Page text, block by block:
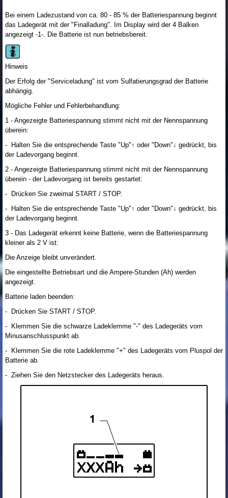
Bei einem Ladezustand von ca. 80 - 85 % der Batteriespannung beginnt
das Ladegerät mit der "Finalladung". Im Display wird der 4 Balken
angezeigt -1-. Die Batterie ist nun betriebsbereit.
Hinweis
Der Erfolg der "Serviceladung" ist vom Sulfatierungsgrad der Batterie
abhängig.
Mögliche Fehler und Fehlerbehandlung:
1 - Angezeigte Batteriespannung stimmt nicht mit der Nennspannung
überein:
- Halten Sie die entsprechende Taste "Up"↑ oder "Down"↓ gedrückt, bis
der Ladevorgang beginnt.
2 - Angezeigte Batteriespannung stimmt nicht mit der Nennspannung
überein - der Ladevorgang ist bereits gestartet:
- Drücken Sie zweimal START / STOP.
- Halten Sie die entsprechende Taste "Up"↑ oder "Down"↓ gedrückt, bis
der Ladevorgang beginnt.
3 - Das Ladegerät erkennt keine Batterie, wenn die Batteriespannung
kleiner als 2 V ist:
Die Anzeige bleibt unverändert.
Die eingestellte Betriebsart und die Ampere-Stunden (Ah) werden
angezeigt.
Batterie laden beenden:
- Drücken Sie START / STOP.
- Klemmen Sie die schwarze Ladeklemme "-" des Ladegeräts vom
Minusanschlusspunkt ab.
- Klemmen Sie die rote Ladeklemme "+" des Ladegeräts vom Pluspol der
Batterie ab.
- Ziehen Sie den Netzstecker des Ladegeräts heraus.